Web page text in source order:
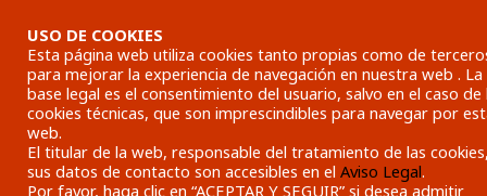
USO DE COOKIES
Esta página web utiliza cookies tanto propias como de
para mejorar la experiencia de navegación en nuestra web . La
base legal es el consentimiento del usuario, salvo en el caso de
cookies técnicas, que son imprescindibles para navegar por
web.
El titular de la web, responsable del tratamiento de las
sus datos de contacto son accesibles en el Aviso Legal.
Por favor, haga clic en “ACEPTAR Y SEGUIR” si desea admitir